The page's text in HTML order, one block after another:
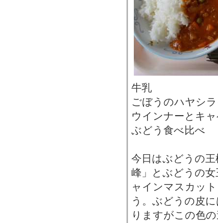
牛乳
ごぼうのハヤシ
ウインナーとキ
ぶどう食べ比べ
今日はぶどうの
峰」とぶどうの
ャインマスカッ
う。ぶどうの皮
りますがこの色